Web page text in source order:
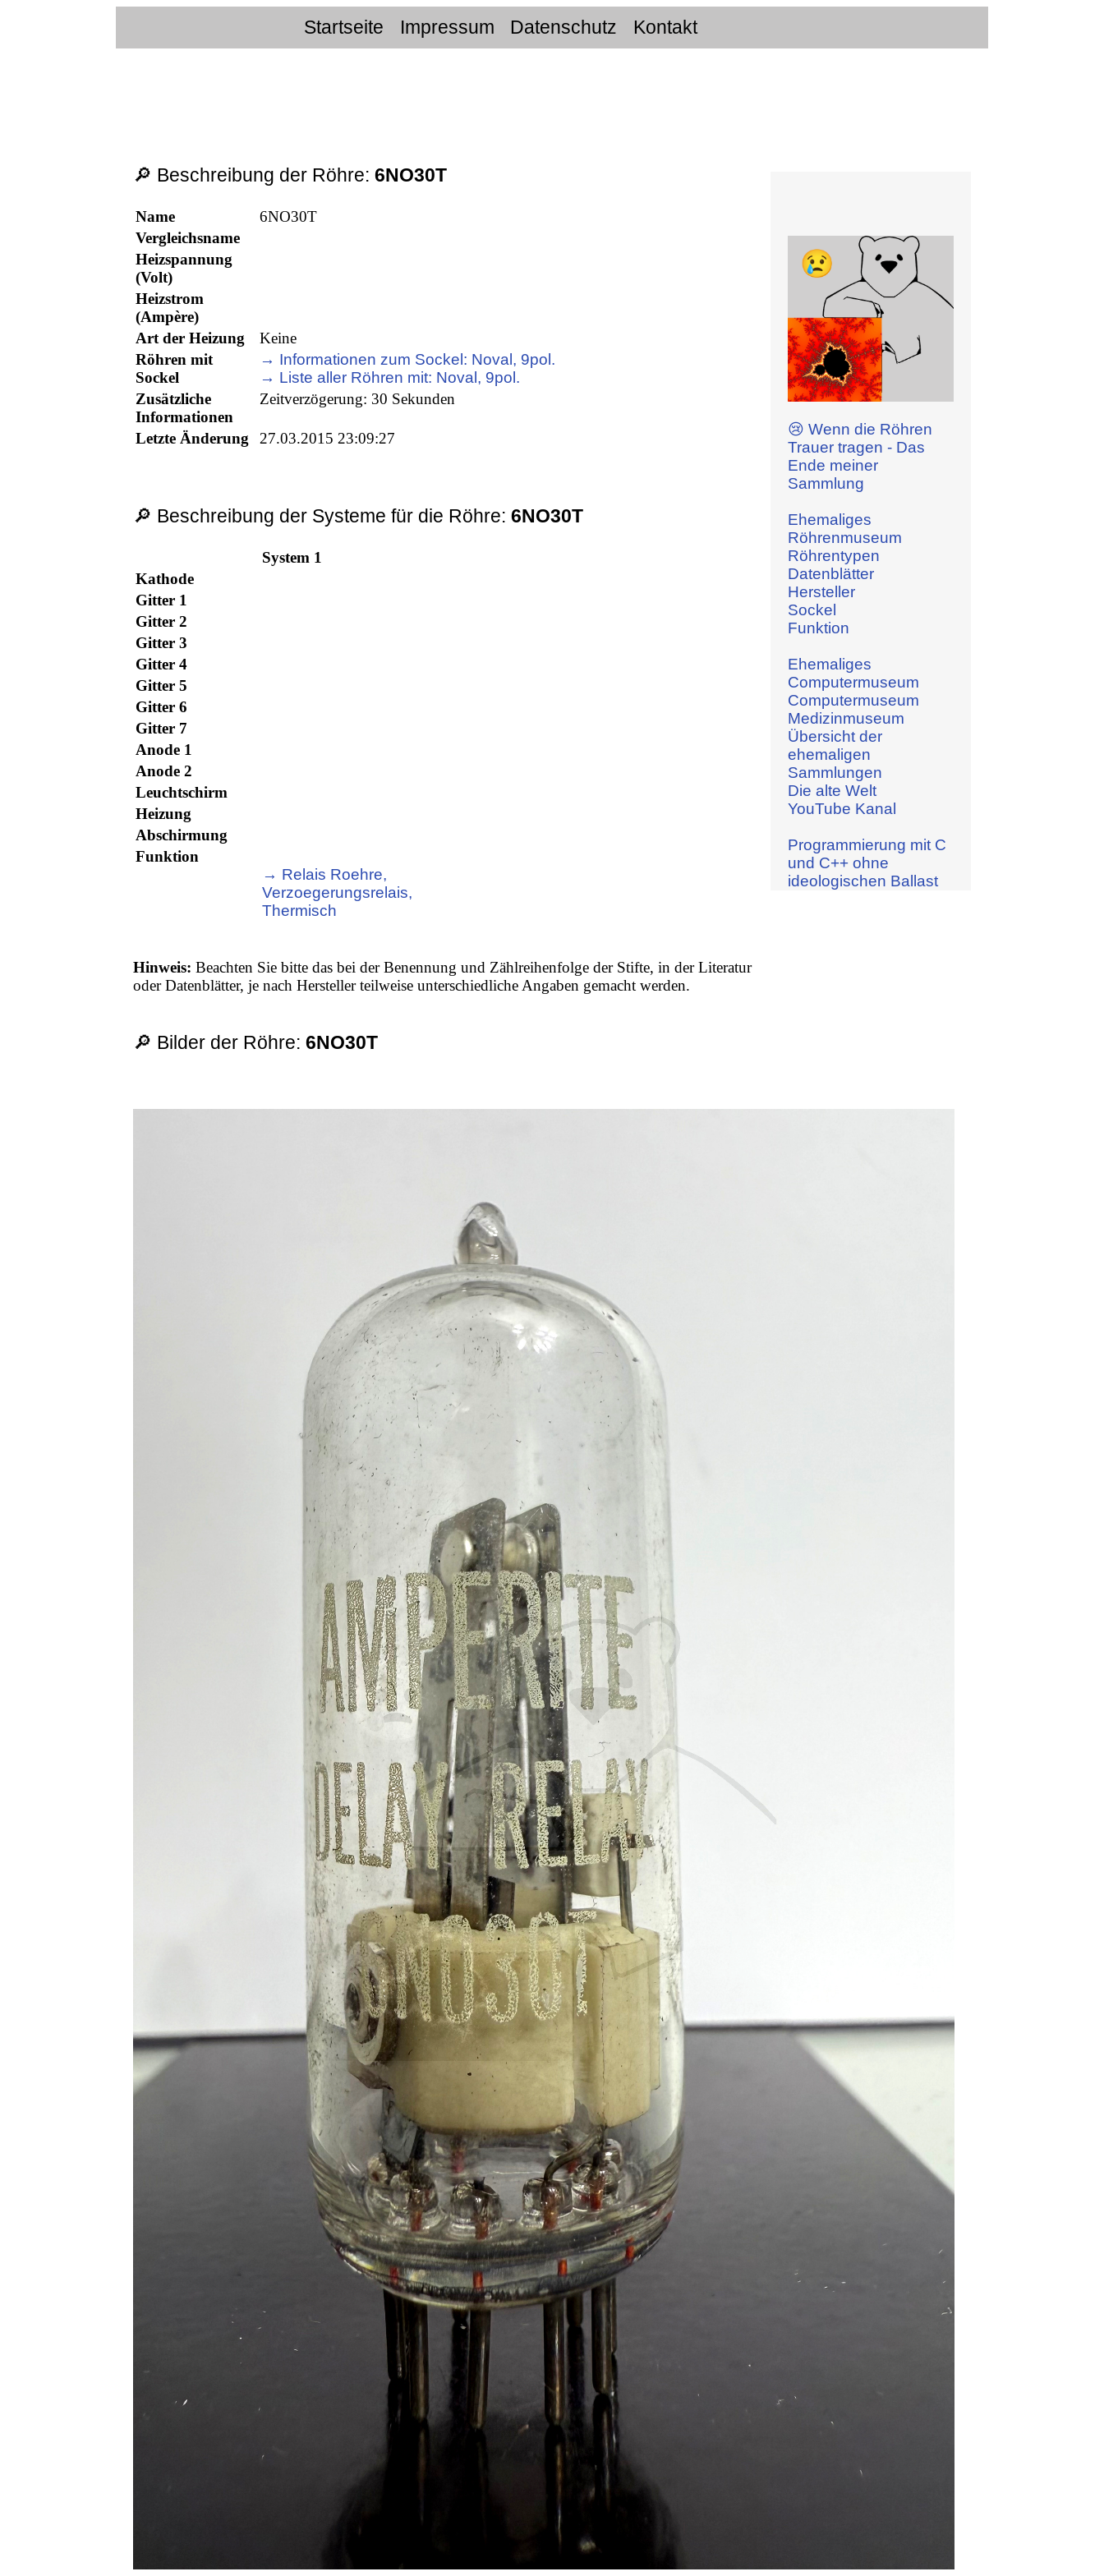
Startseite Impressum Datenschutz Kontakt
🔎 Beschreibung der Röhre:6NO30T
Name
6NO30T
Vergleichsname
Heizspannung
(Volt)
Heizstrom
(Ampère)
Art der Heizung
Keine
Röhren mit
Sockel
→ Informationen zum Sockel: Noval, 9pol.
→ Liste aller Röhren mit: Noval, 9pol.
Zusätzliche
Informationen
Zeitverzögerung: 30 Sekunden
Letzte Änderung 27.03.2015 23:09:27
🔎 Beschreibung der Systeme für die Röhre:6NO30T
System 1
Kathode
Gitter 1
Gitter 2
Gitter 3
Gitter 4
Gitter 5
Gitter 6
Gitter 7
Anode 1
Anode 2
Leuchtschirm
Heizung
Abschirmung
Funktion
→ Relais Roehre,
Verzoegerungsrelais,
Thermisch
Hinweis: Beachten Sie bitte das bei der Benennung und Zählreihenfolge der Stifte, in der Literatur
oder Datenblätter, je nach Hersteller teilweise unterschiedliche Angaben gemacht werden.
🔎 Bilder der Röhre:6NO30T
😢 Wenn die Röhren
Trauer tragen - Das
Ende meiner
Sammlung
Ehemaliges
Röhrenmuseum
Röhrentypen
Datenblätter
Hersteller
Sockel
Funktion
Ehemaliges
Computermuseum
Computermuseum
Medizinmuseum
Übersicht der
ehemaligen
Sammlungen
Die alte Welt
YouTube Kanal
Programmierung mit C
und C++ ohne
ideologischen Ballast